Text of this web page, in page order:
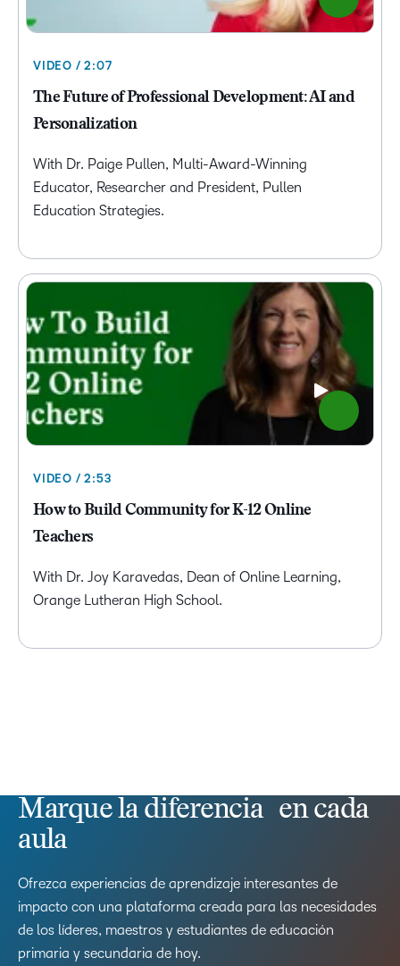
VIDEO / 2:07
The Future of Professional Development: AI and
Personalization
With Dr. Paige Pullen, Multi-Award-Winning
Educator, Researcher and President, Pullen
Education Strategies.
VIDEO / 2:53
How to Build Community for K-12 Online
Teachers
With Dr. Joy Karavedas, Dean of Online Learning,
Orange Lutheran High School.
Marque la diferencia en cada
aula
Ofrezca experiencias de aprendizaje interesantes de
impacto con una plataforma creada para las necesidades
de los líderes, maestros y estudiantes de educación
primaria y secundaria de hoy.